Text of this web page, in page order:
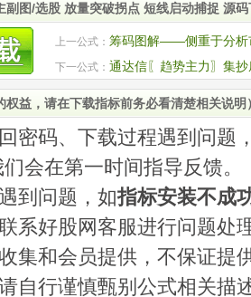
副图/选股 放量突破拐点 短线启动捕捉 源
上一公式： 筹码图解——侧重于分析
下一公式： 通达信〖趋势主力〗集
合性副图指标
权益，请在下载指标前务必看清楚相关说明
密码、下载过程遇到问题
们会在第一时间指导反馈。
到问题，如指标安装不成
联系好股网客服进行问题处
集和会员提供，不保证提
自行谨慎甄别公式相关描